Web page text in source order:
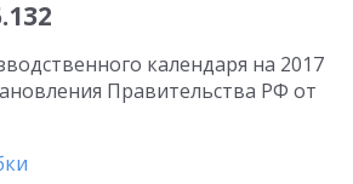
календаря на 2017
Правительства РФ от